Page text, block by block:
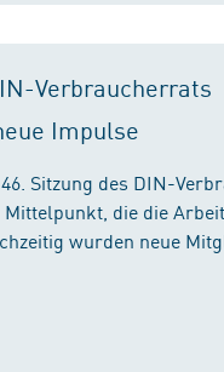
Verbraucherrats
Impulse
Sitzung des DIN-
die die
wurden neue